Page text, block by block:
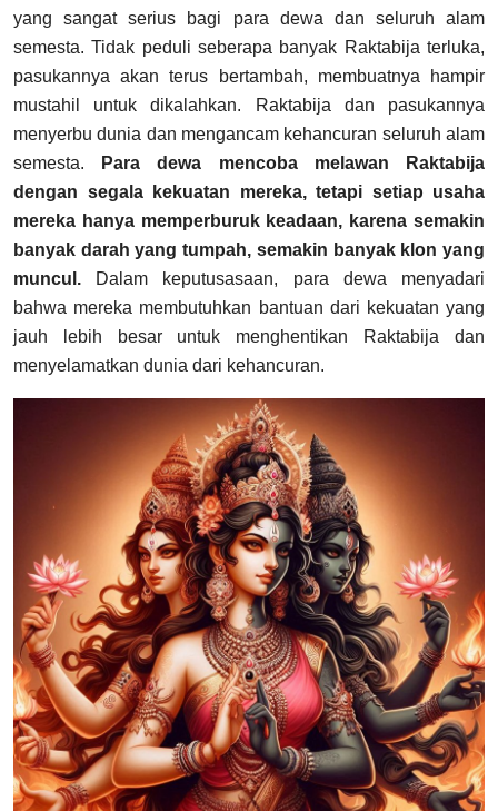
yang sangat serius bagi para dewa dan seluruh alam
semesta. Tidak peduli seberapa banyak Raktabija terluka,
pasukannya akan terus bertambah, membuatnya hampir
mustahil untuk dikalahkan.
Raktabija dan pasukannya
menyerbu dunia dan mengancam kehancuran seluruh alam
semesta.
Para dewa mencoba melawan Raktabija
dengan segala kekuatan mereka, tetapi setiap usaha
mereka hanya memperburuk keadaan, karena semakin
banyak darah yang tumpah, semakin banyak klon yang
muncul. Dalam keputusasaan, para dewa menyadari
bahwa mereka membutuhkan bantuan dari kekuatan yang
jauh lebih besar untuk menghentikan Raktabija dan
menyelamatkan dunia dari kehancuran.